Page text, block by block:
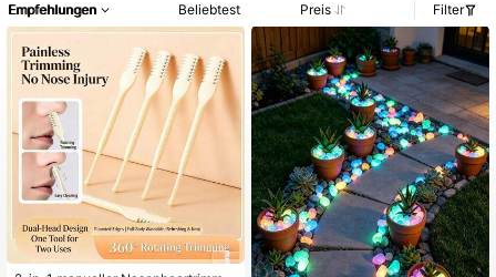
Empfehlungen Beliebtest Preis Filter